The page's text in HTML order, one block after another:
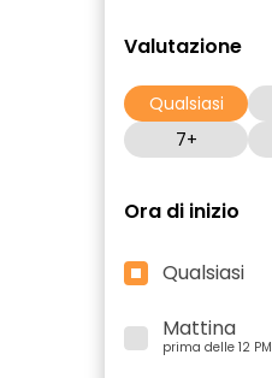
Valutazione
Qualsiasi
7+
Ora di inizio
Qualsiasi
Mattina
prima delle 12 PM